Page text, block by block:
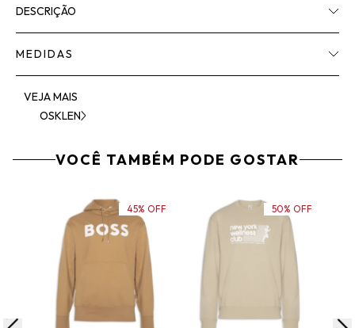
DESCRIÇÃO
MEDIDAS
VEJA MAIS
OSKLEN
VOCÊ TAMBÉM PODE GOSTAR
45% OFF 50% OFF